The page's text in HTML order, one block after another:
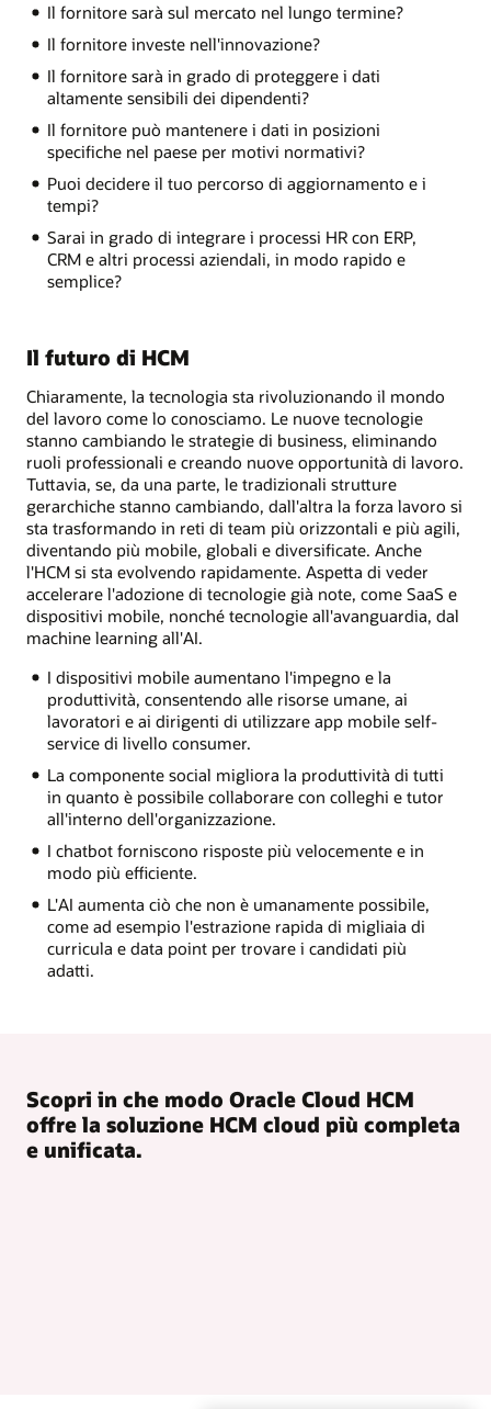
Il fornitore sarà sul mercato nel lungo termine?
Il fornitore investe nell'innovazione?
Il fornitore sarà in grado di proteggere i dati
altamente sensibili dei dipendenti?
Il fornitore può mantenere i dati in posizioni
specifiche nel paese per motivi normativi?
Puoi decidere il tuo percorso di aggiornamento e i
tempi?
Sarai in grado di integrare i processi HR con ERP,
CRM e altri processi aziendali, in modo rapido e
semplice?
Il futuro di HCM
Chiaramente, la tecnologia sta rivoluzionando il mondo
del lavoro come lo conosciamo. Le nuove tecnologie
stanno cambiando le strategie di business, eliminando
ruoli professionali e creando nuove opportunità di lavoro.
Tuttavia, se, da una parte, le tradizionali strutture
gerarchiche stanno cambiando, dall'altra la forza lavoro si
sta trasformando in reti di team più orizzontali e più agili,
diventando più mobile, globali e diversificate. Anche
l'HCM si sta evolvendo rapidamente. Aspetta di veder
accelerare l'adozione di tecnologie già note, come SaaS e
dispositivi mobile, nonché tecnologie all'avanguardia, dal
machine learning all'AI.
I dispositivi mobile aumentano l'impegno e la
produttività, consentendo alle risorse umane, ai
lavoratori e ai dirigenti di utilizzare app mobile self-
service di livello consumer.
La componente social migliora la produttività di tutti
in quanto è possibile collaborare con colleghi e tutor
all'interno dell'organizzazione.
I chatbot forniscono risposte più velocemente e in
modo più efficiente.
L'AI aumenta ciò che non è umanamente possibile,
come ad esempio l'estrazione rapida di migliaia di
curricula e data point per trovare i candidati più
adatti.
Scopri in che modo Oracle Cloud HCM
offre la soluzione HCM cloud più completa
e unificata.